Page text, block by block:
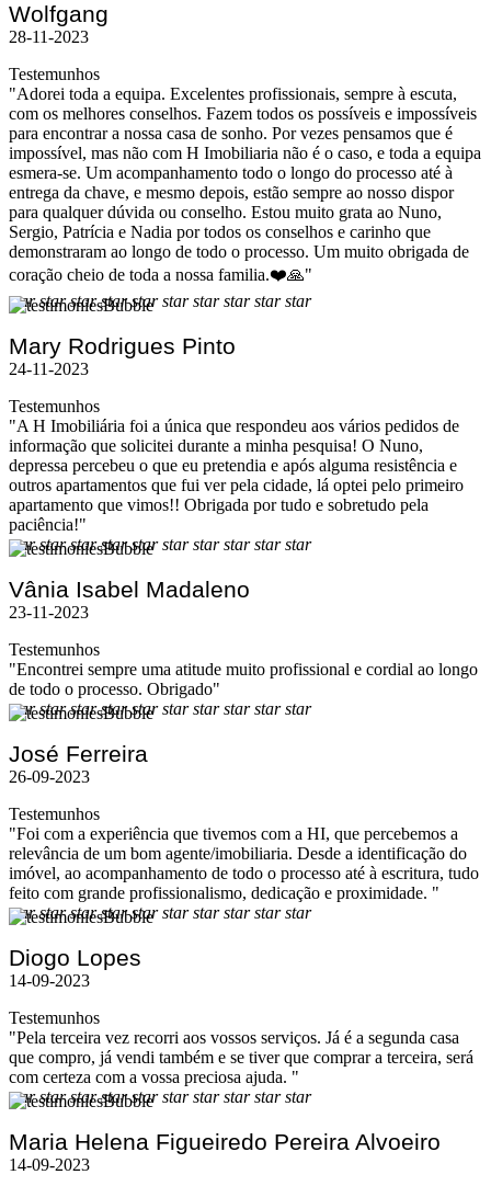
Wolfgang
28-11-2023
Testemunhos
"Adorei toda a equipa. Excelentes profissionais, sempre à escuta,
com os melhores conselhos. Fazem todos os possíveis e impossíveis
para encontrar a nossa casa de sonho. Por vezes pensamos que é
impossível, mas não com H Imobiliaria não é o caso, e toda a equipa
esmera-se. Um acompanhamento todo o longo do processo até à
entrega da chave, e mesmo depois, estão sempre ao nosso dispor
para qualquer dúvida ou conselho. Estou muito grata ao Nuno,
Sergio, Patrícia e Nadia por todos os conselhos e carinho que
demonstraram ao longo de todo o processo. Um muito obrigada de
coração cheio de toda a nossa familia.❤️🙏"
star star star star star star star star star star
Mary Rodrigues Pinto
24-11-2023
Testemunhos
"A H Imobiliária foi a única que respondeu aos vários pedidos de
informação que solicitei durante a minha pesquisa! O Nuno,
depressa percebeu o que eu pretendia e após alguma resistência e
outros apartamentos que fui ver pela cidade, lá optei pelo primeiro
apartamento que vimos!! Obrigada por tudo e sobretudo pela
paciência!"
star star star star star star star star star star
Vânia Isabel Madaleno
23-11-2023
Testemunhos
"Encontrei sempre uma atitude muito profissional e cordial ao longo
de todo o processo. Obrigado"
star star star star star star star star star star
José Ferreira
26-09-2023
Testemunhos
"Foi com a experiência que tivemos com a HI, que percebemos a
relevância de um bom agente/imobiliaria. Desde a identificação do
imóvel, ao acompanhamento de todo o processo até à escritura, tudo
feito com grande profissionalismo, dedicação e proximidade. "
star star star star star star star star star star
Diogo Lopes
14-09-2023
Testemunhos
"Pela terceira vez recorri aos vossos serviços. Já é a segunda casa
que compro, já vendi também e se tiver que comprar a terceira, será
com certeza com a vossa preciosa ajuda. "
star star star star star star star star star star
Maria Helena Figueiredo Pereira Alvoeiro
14-09-2023